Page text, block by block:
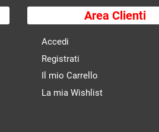
Area Clienti
Accedi
Registrati
Il mio Carrello
La mia Wishlist